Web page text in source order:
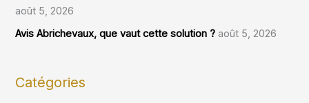
août 5, 2026
Avis Abrichevaux, que vaut cette solution ? août 5, 2026
Catégories